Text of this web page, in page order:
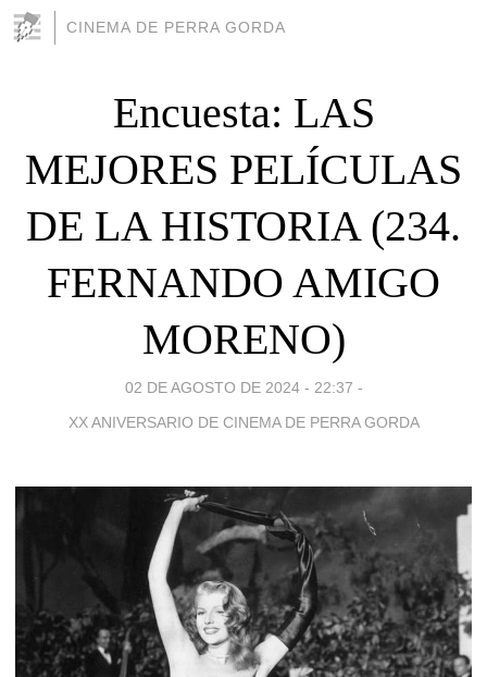
CINEMA DE PERRA GORDA
Encuesta: LAS
MEJORES PELÍCULAS
DE LA HISTORIA (234.
FERNANDO AMIGO
MORENO)
02 DE AGOSTO DE 2024 - 22:37 -
XX ANIVERSARIO DE CINEMA DE PERRA GORDA